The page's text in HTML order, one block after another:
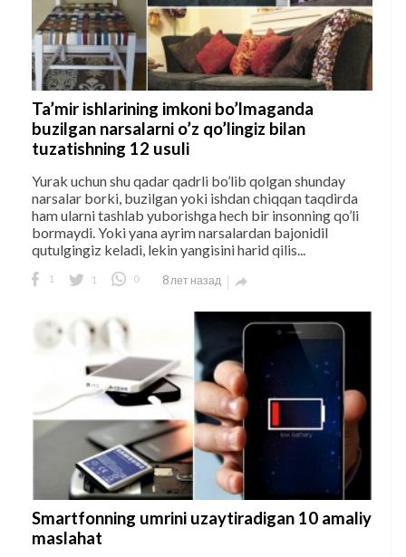
Ta’mir ishlarining imkoni bo’lmaganda
buzilgan narsalarni o’z qo’lingiz bilan
tuzatishning 12 usuli
Yurak uchun shu qadar qadrli bo’lib qolgan shunday
narsalar borki, buzilgan yoki ishdan chiqqan taqdirda
ham ularni tashlab yuborishga hech bir insonning qo’li
bormaydi. Yoki yana ayrim narsalardan bajonidil
qutulgingiz keladi, lekin yangisini harid qilis...
1 1 0 8 лет назад 
Smartfonning umrini uzaytiradigan 10 amaliy
maslahat